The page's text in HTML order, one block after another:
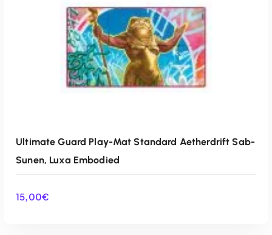
Ultimate Guard Play-Mat Standard Aetherdrift Sab-
Sunen, Luxa Embodied
15,00€